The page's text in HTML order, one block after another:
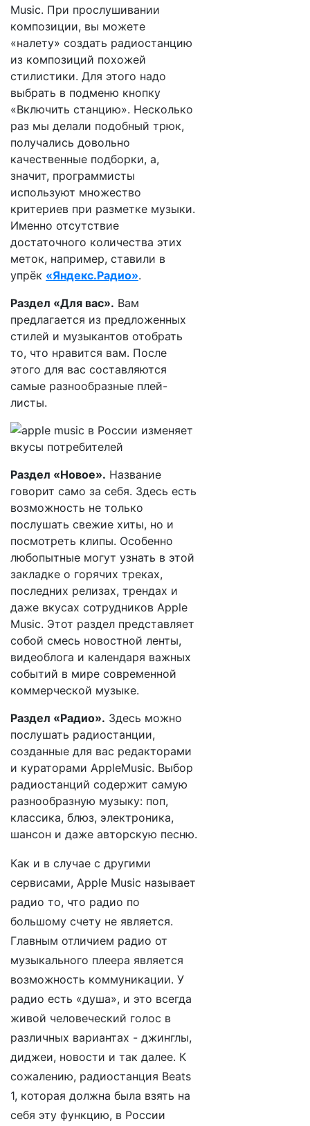
Music. При прослушивании
композиции, вы можете
«налету» создать радиостанцию
из композиций похожей
стилистики. Для этого надо
выбрать в подменю кнопку
«Включить станцию». Несколько
раз мы делали подобный трюк,
получались довольно
качественные подборки, а,
значит, программисты
используют множество
критериев при разметке музыки.
Именно отсутствие
достаточного количества этих
меток, например, ставили в
упрёк «Яндекс.Радио».
Раздел «Для вас». Вам
предлагается из предложенных
стилей и музыкантов отобрать
то, что нравится вам. После
этого для вас составляются
самые разнообразные плей-
листы.
Раздел «Новое». Название
говорит само за себя. Здесь есть
возможность не только
послушать свежие хиты, но и
посмотреть клипы. Особенно
любопытные могут узнать в этой
закладке о горячих треках,
последних релизах, трендах и
даже вкусах сотрудников Apple
Music. Этот раздел представляет
собой смесь новостной ленты,
видеоблога и календаря важных
событий в мире современной
коммерческой музыке.
Раздел «Радио». Здесь можно
послушать радиостанции,
созданные для вас редакторами
и кураторами AppleMusic. Выбор
радиостанций содержит самую
разнообразную музыку: поп,
классика, блюз, электроника,
шансон и даже авторскую песню.
Как и в случае с другими
сервисами, Apple Music называет
радио то, что радио по
большому счету не является.
Главным отличием радио от
музыкального плеера является
возможность коммуникации. У
радио есть «душа», и это всегда
живой человеческий голос в
различных вариантах - джинглы,
диджеи, новости и так далее. К
сожалению, радиостанция Beats
1, которая должна была взять на
себя эту функцию, в России